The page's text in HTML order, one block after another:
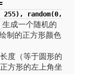
random(0,
生成一个随机的
制的正方形颜色
度（等于圆形的
方形的左上角坐